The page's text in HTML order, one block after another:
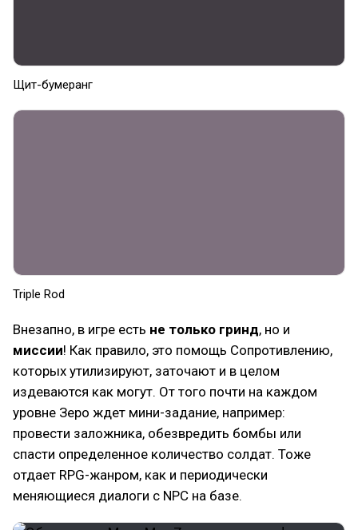
Щит-бумеранг
Triple Rod
Внезапно, в игре есть не только гринд, но и
миссии! Как правило, это помощь Сопротивлению,
которых утилизируют, заточают и в целом
издеваются как могут. От того почти на каждом
уровне Зеро ждет мини-задание, например:
провести заложника, обезвредить бомбы или
спасти определенное количество солдат. Тоже
отдает RPG-жанром, как и периодически
меняющиеся диалоги с NPC на базе.